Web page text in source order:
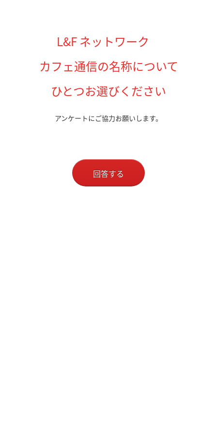
L&F ネットワーク
カフェ通信の名称について
ひとつお選びください
アンケートにご協力お願いします。
回答する